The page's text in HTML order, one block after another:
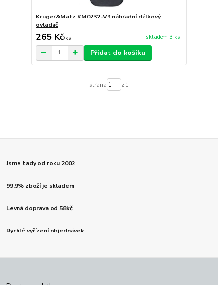
Kruger&Matz KM0232-V3 náhradní dálkový
ovladač
265 Kč/ks skladem 3 ks
Přidat do košíku
strana z 1
Jsme tady od roku 2002
99,9% zboží je skladem
Levná doprava od 58kč
Rychlé vyřízení objednávek